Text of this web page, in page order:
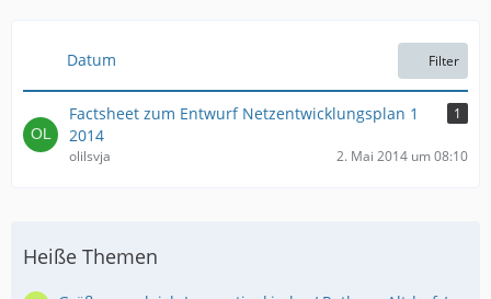
Datum Filter
Factsheet zum Entwurf Netzentwicklungsplan 1
2014
1
olilsvja 2. Mai 2014 um 08:10
Heiße Themen